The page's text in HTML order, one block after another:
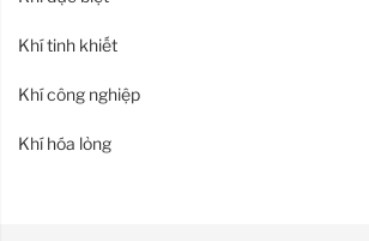
Khí tinh khiết
Khí công nghiệp
Khí hóa lỏng